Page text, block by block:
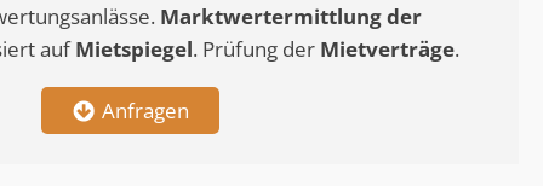
Marktwertermittlungder
aufMietspiegel. Prüfung der Mietverträge.
Anfragen